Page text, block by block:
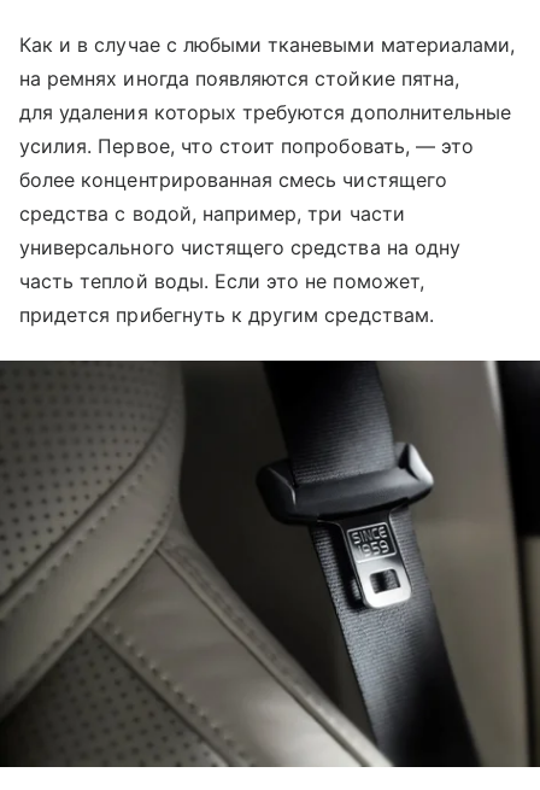
Как и в случае с любыми тканевыми материалами,
на ремнях иногда появляются стойкие пятна,
для удаления которых требуются дополнительные
усилия. Первое, что стоит попробовать, — это
более концентрированная смесь чистящего
средства с водой, например, три части
универсального чистящего средства на одну
часть теплой воды. Если это не поможет,
придется прибегнуть к другим средствам.